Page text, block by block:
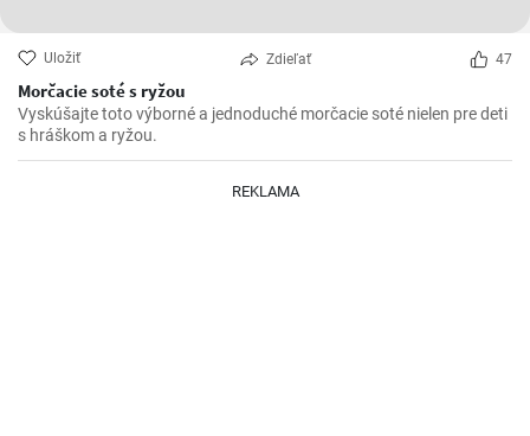
Uložiť Zdieľať 47
Morčacie soté s ryžou
Vyskúšajte toto výborné a jednoduché morčacie soté nielen pre deti
s hráškom a ryžou.
REKLAMA